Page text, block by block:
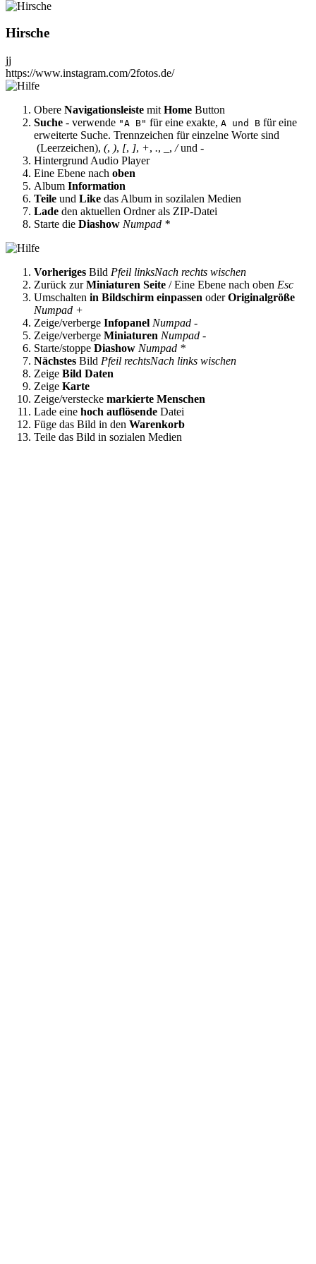
Hirsche
jj
https://www.instagram.com/2fotos.de/
Obere Navigationsleiste mit Home Button
Suche - verwende "A B" für eine exakte, A und B für eine
erweiterte Suche. Trennzeichen für einzelne Worte sind
(Leerzeichen), (, ), [, ], +, ., , /und -
Hintergrund Audio Player
Eine Ebene nach oben
Album Information
Teile und Like das Album in sozilalen Medien
Lade den aktuellen Ordner als ZIP-Datei
Starte die Diashow Numpad *
Vorheriges Bild Pfeil linksNach rechts wischen
Zurück zurMiniaturen Seite / Eine Ebene nach oben Esc
Umschalten in Bildschirm einpassen oderOriginalgröße
Numpad +
Zeige/verberge Infopanel Numpad -
Zeige/verberge Miniaturen Numpad -
Starte/stoppe Diashow Numpad *
Nächstes Bild Pfeil rechtsNach links wischen
Zeige Bild Daten
Zeige Karte
Zeige/verstecke markierte Menschen
Lade eine hoch auflösende Datei
Füge das Bild in den Warenkorb
Teile das Bild in sozialen Medien